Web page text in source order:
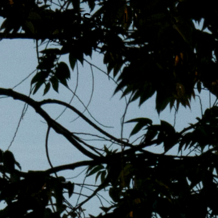
跳
至
主
內
MENS 30S LIFE
男子的日常生活